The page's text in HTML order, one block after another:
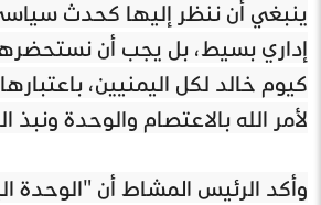
ينبغي أن ننظر إليها كحدث سياسي
إداري بسيط، بل يجب أن
كيوم خالد لكل اليمنيين،
لأمر الله بالاعتصام والوحدة ونبذ
وأكد الرئيس المشاط أن "الوحدة